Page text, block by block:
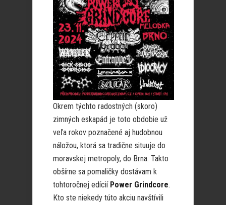
Okrem týchto radostných (skoro)
zimných eskapád je toto obdobie už
veľa rokov poznačené aj hudobnou
náložou, ktorá sa tradične situuje do
moravskej metropoly, do Brna. Takto
obšírne sa pomaličky dostávam k
tohtoročnej edícií Power Grindcore.
Kto ste niekedy túto akciu navštívili